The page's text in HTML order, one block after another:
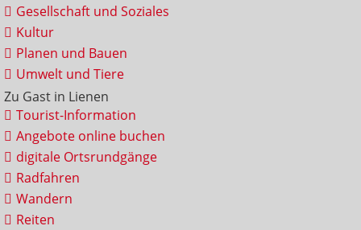
Gesellschaft und Soziales
Kultur
Planen und Bauen
Umwelt und Tiere
Zu Gast in Lienen
Tourist-Information
Angebote online buchen
digitale Ortsrundgänge
Radfahren
Wandern
Reiten